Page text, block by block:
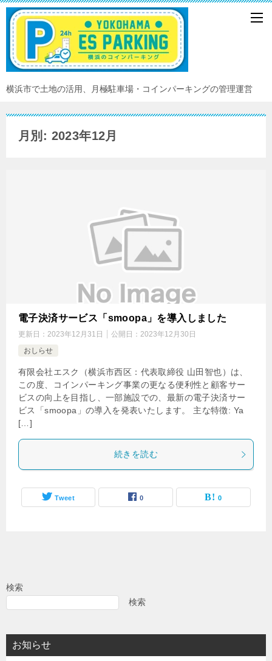
横浜市で土地の活用、月極駐車場・コインパーキングの管理運営
月別: 2023年12月
電子決済サービス「smoopa」を導入しました
更新日： 2023年12月31日 公開日： 2023年12月30日
おしらせ
有限会社エスク（横浜市西区：代表取締役 山田智也）は、
この度、コインパーキング事業の更なる便利性と顧客サー
ビスの向上を目指し、一部施設での、最新の電子決済サー
ビス「smoopa」の導入を発表いたします。 主な特徴: Ya
[…]
続きを読む
Tweet 0 0
検索
検索
お知らせ